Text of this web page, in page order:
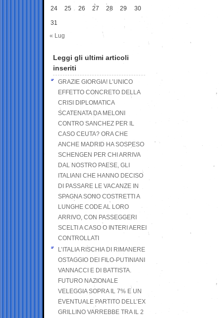
24 25 26 27 28 29 30
31
« Lug
Leggi gli ultimi articoli
inseriti
GRAZIE GIORGIA! L’UNICO
EFFETTO CONCRETO DELLA
CRISI DIPLOMATICA
SCATENATA DA MELONI
CONTRO SANCHEZ PER IL
CASO CEUTA? ORA CHE
ANCHE MADRID HA SOSPESO
SCHENGEN PER CHI ARRIVA
DAL NOSTRO PAESE, GLI
ITALIANI CHE HANNO DECISO
DI PASSARE LE VACANZE IN
SPAGNA SONO COSTRETTI A
LUNGHE CODE AL LORO
ARRIVO, CON PASSEGGERI
SCELTI A CASO O INTERI AEREI
CONTROLLATI
L’ITALIA RISCHIA DI RIMANERE
OSTAGGIO DEI FILO-PUTINIANI
VANNACCI E DI BATTISTA.
FUTURO NAZIONALE
VELEGGIA SOPRA IL 7% E UN
EVENTUALE PARTITO DELL’EX
GRILLINO VARREBBE TRA IL 2